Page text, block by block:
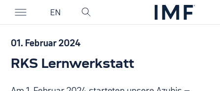
EN
01. Februar 2024
RKS Lernwerkstatt